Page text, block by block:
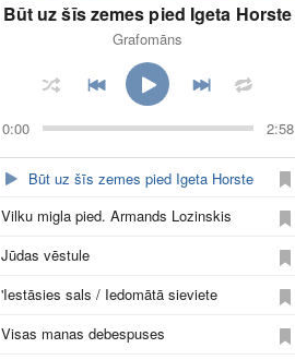
Būt uz šīs zemes pied Igeta Horste
Grafomāns
0:00 2:58
Būt uz šīs zemes pied Igeta Horste
Vilku migla pied. Armands Lozinskis
Jūdas vēstule
'Iestāsies sals / Iedomātā sieviete
Visas manas debespuses